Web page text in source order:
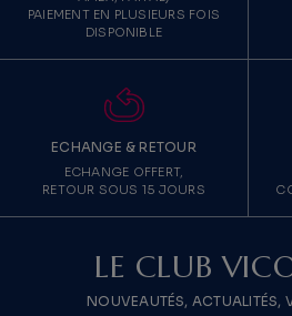
PAIEMENT EN PLUSIEURS FOIS
DISPONIBLE
ECHANGE & RETOUR
ECHANGE OFFERT,
RETOUR SOUS 15 JOURS
LE CLUB
NOUVEAUTÉS, ACTUALITÉS,